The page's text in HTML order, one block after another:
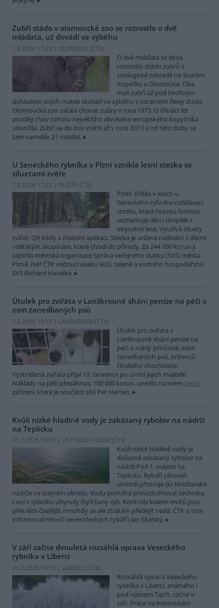
Zubří stádo v olomoucké zoo se rozrostlo o dvě
mláďata, už dovádí ve výběhu
1.8.2026 17:28 | OLOMOUC (ČTK)
O dvě mláďata se letos
rozrostlo stádo zubrů v
zoologické zahradě na Svatém
Kopečku u Olomouce. Oba
malí zubři už pod bedlivým
dohledem svých matek skotačí ve výběhu s ostatními členy stáda.
Olomoucká zoo začala chovat zubry v roce 1973. O třináct let
později chov tohoto největšího divokého evropského kopytníka
ukončila. Zubři se do zoo vrátili až v roce 2013 a od této doby se
tam narodilo 21 mláďat.
U Seneckého rybníka v Plzni vznikla lesní stezka se
siluetami zvěře
1.8.2026 17:22 | PLZEŇ (ČTK)
Plzeň zřídila v lesích u
Seneckého rybníka vzdělávací
stezku, která hravou formou
seznamuje děti i dospělé s
obyvateli lesa. Využívá siluety
zvířat, QR kódy a mobilní aplikaci. Stezka je určena rodinám s dětmi
i dětským skupinám, které chodí do přírody. Za 244 000 korun ji
zajistila městská organizace Správa veřejného statku (SVS) města
Plzně, řekl ČTK vedoucí úseku lesů, zeleně a vodního hospodářství
SVS Richard Havelka.
Útulek pro zvířata v Lanškrouně shání peníze na péči o
osm zanedbaných psů
1.8.2026 16:55 | LANŠKROUN (ČTK)
Útulek pro zvířata v
Lanškrouně shání peníze na
péči o náhlý přírůstek osmi
zanedbaných psů, kříženců
čínského chocholáče.
Vystrašená zvířata přijal 13. července po úmrtí jejich majitele.
Náklady na péči přesáhnou 100 000 korun, uvedlo na svém webu
zařízení, které je součástí sítě Pet Heroes.
Kvůli nízké hladině vody je zakázaný rybolov na nádrži
na Teplicku
31.7.2026 19:27 | ÚSTÍ NAD LABEM (ČTK)
Kvůli nízké hladině vody je
dočasně zakázaný rybolov na
nádrži Pod 1. májem na
Teplicku. Rybáři zároveň
umístili přístroje do Modlanské
nádrže ve stejném okresu. Vodu pomáhá provzdušňovat technika.
Loni v rybníku uhynuly čtyři tuny ryb. Kontroly kolem revírů jsou
přes léto častější, mnohdy se ale ztrátám předejít nedá. ČTK o tom
informoval mluvčí severočeských rybářů Jan Skalský.
V září začne dvouletá rozsáhlá oprava Veseckého
rybníka v Liberci
31.7.2026 19:19 | LIBEREC (ČTK)
Rozsáhlá oprava Veseckého
rybníka v Liberci, známého i
pod názvem Tajch, začne v
září. Práce na historickém